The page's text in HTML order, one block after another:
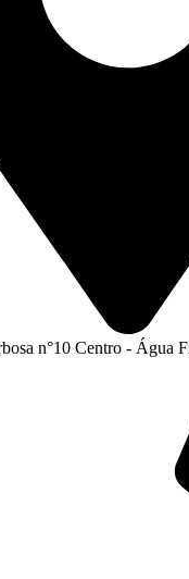
n°10 Centro - Água